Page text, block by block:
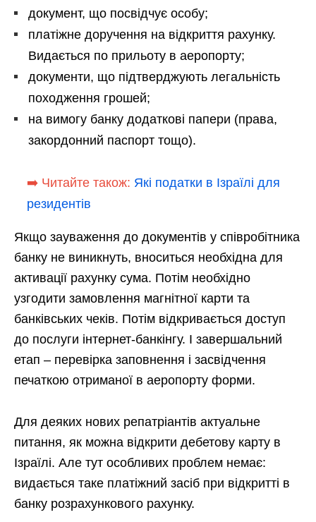
документ, що посвідчує особу;
платіжне доручення на відкриття рахунку.
Видається по прильоту в аеропорту;
документи, що підтверджують легальність
походження грошей;
на вимогу банку додаткові папери (права,
закордонний паспорт тощо).
➡️ Читайте також: Які податки в Ізраїлі для
резидентів
Якщо зауваження до документів у співробітника
банку не виникнуть, вноситься необхідна для
активації рахунку сума. Потім необхідно
узгодити замовлення магнітної карти та
банківських чеків. Потім відкривається доступ
до послуги інтернет-банкінгу. І завершальний
етап – перевірка заповнення і засвідчення
печаткою отриманої в аеропорту форми.
Для деяких нових репатріантів актуальне
питання, як можна відкрити дебетову карту в
Ізраїлі. Але тут особливих проблем немає:
видається таке платіжний засіб при відкритті в
банку розрахункового рахунку.